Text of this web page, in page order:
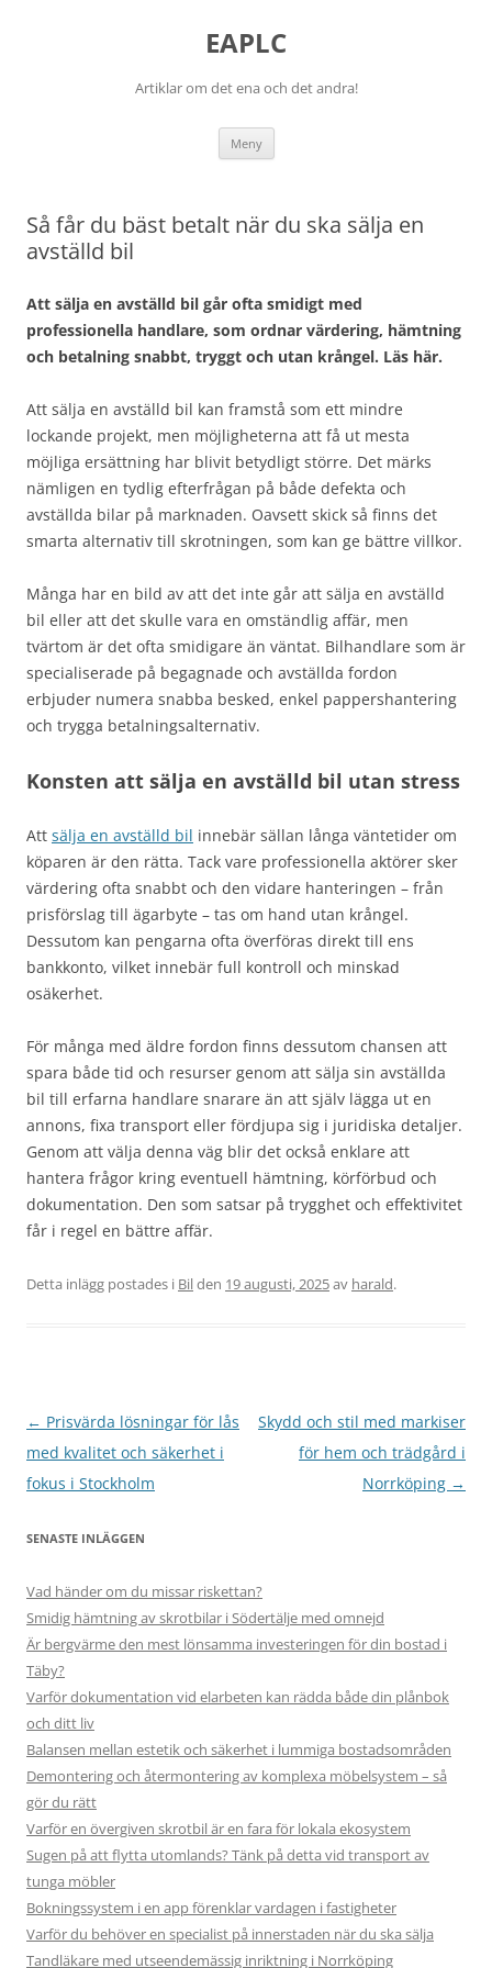
EAPLC
Artiklar om det ena och det andra!
Meny Hoppa
innehåll
Så får du bäst betalt när du ska sälja en
avställd bil
Att sälja en avställd bil går ofta smidigt med
professionella handlare, som ordnar värdering, hämtning
och betalning snabbt, tryggt och utan krångel. Läs här.
Att sälja en avställd bil kan framstå som ett mindre
lockande projekt, men möjligheterna att få ut mesta
möjliga ersättning har blivit betydligt större. Det märks
nämligen en tydlig efterfrågan på både defekta och
avställda bilar på marknaden. Oavsett skick så finns det
smarta alternativ till skrotningen, som kan ge bättre villkor.
Många har en bild av att det inte går att sälja en avställd
bil eller att det skulle vara en omständlig affär, men
tvärtom är det ofta smidigare än väntat. Bilhandlare som är
specialiserade på begagnade och avställda fordon
erbjuder numera snabba besked, enkel pappershantering
och trygga betalningsalternativ.
Konsten att sälja en avställd bil utan stress
Att sälja en avställd bil innebär sällan långa väntetider om
köparen är den rätta. Tack vare professionella aktörer sker
värdering ofta snabbt och den vidare hanteringen – från
prisförslag till ägarbyte – tas om hand utan krångel.
Dessutom kan pengarna ofta överföras direkt till ens
bankkonto, vilket innebär full kontroll och minskad
osäkerhet.
För många med äldre fordon finns dessutom chansen att
spara både tid och resurser genom att sälja sin avställda
bil till erfarna handlare snarare än att själv lägga ut en
annons, fixa transport eller fördjupa sig i juridiska detaljer.
Genom att välja denna väg blir det också enklare att
hantera frågor kring eventuell hämtning, körförbud och
dokumentation. Den som satsar på trygghet och effektivitet
får i regel en bättre affär.
Detta inlägg postades i Bilden 19 augusti, 2025av harald.
Inläggsnavigering
← Prisvärda lösningar för lås
med kvalitet och säkerhet i
fokus i Stockholm
Skydd och stil med markiser
för hem och trädgård i
Norrköping →
SENASTE INLÄGGEN
Vad händer om du missar riskettan?
Smidig hämtning av skrotbilar i Södertälje med omnejd
Är bergvärme den mest lönsamma investeringen för din bostad i
Täby?
Varför dokumentation vid elarbeten kan rädda både din plånbok
och ditt liv
Balansen mellan estetik och säkerhet i lummiga bostadsområden
Demontering och återmontering av komplexa möbelsystem – så
gör du rätt
Varför en övergiven skrotbil är en fara för lokala ekosystem
Sugen på att flytta utomlands? Tänk på detta vid transport av
tunga möbler
Bokningssystem i en app förenklar vardagen i fastigheter
Varför du behöver en specialist på innerstaden när du ska sälja
Tandläkare med utseendemässig inriktning i Norrköping